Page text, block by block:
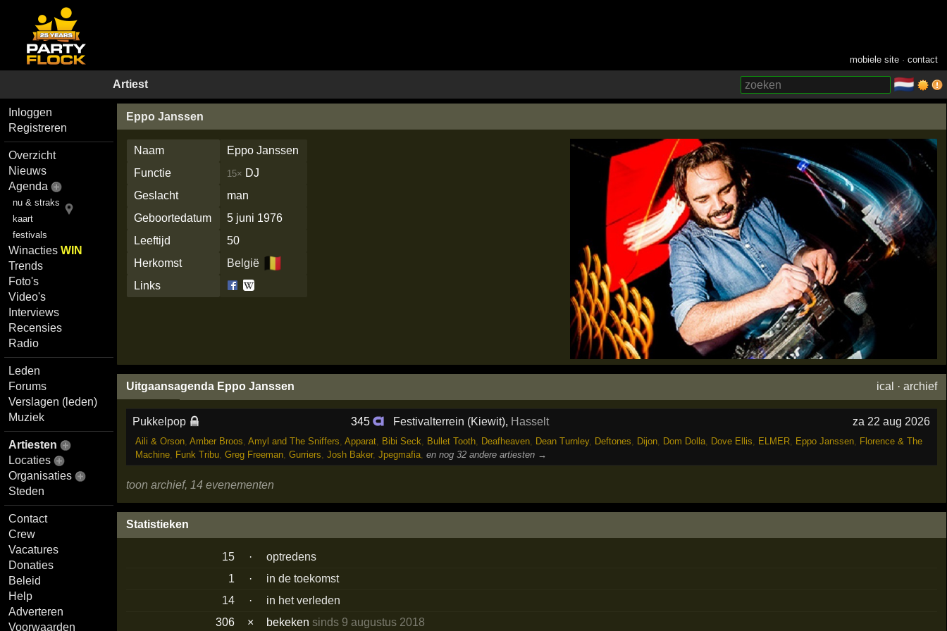
mobiele site ·contact
Artiest 🇳🇱
Inloggen
Registreren
Overzicht
Nieuws
Agenda
nu & straks
kaart
festivals
WinactiesWIN
Trends
Foto's
Video's
Interviews
Recensies
Radio
Leden
Forums
Verslagen (leden)
Muziek
Artiesten
Locaties
Organisaties
Steden
Contact
Crew
Vacatures
Donaties
Beleid
Help
Adverteren
Voorwaarden
Eppo Janssen
Naam
Eppo Janssen
Functie
15× DJ
Geslacht
man
Geboortedatum
5 juni 1976
Leeftijd
50
Herkomst
België 🇧🇪
Links
Uitgaansagenda Eppo Janssen ical ·archief
Pukkelpop 345 Festivalterrein (Kiewit), Hasselt za 22 aug 2026
Aili & Orson, Amber Broos, Amyl and The Sniffers, Apparat, Bibi Seck, Bullet Tooth, Deafheaven, Dean Turnley, Deftones, Dijon, Dom Dolla, Dove Ellis, ELMER, Eppo Janssen, Florence & The
Machine, Funk Tribu, Greg Freeman, Gurriers, Josh Baker, Jpegmafia, en nog 32 andere artiesten →
toon archief, 14 evenementen
Statistieken
15 ·
optredens
1
·
in de toekomst
14
·
in het verleden
306
× bekekensinds 9 augustus 2018